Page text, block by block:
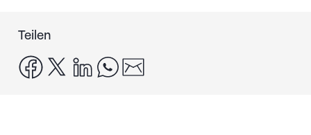
Teilen
facebook
x linkedinwhatsapp